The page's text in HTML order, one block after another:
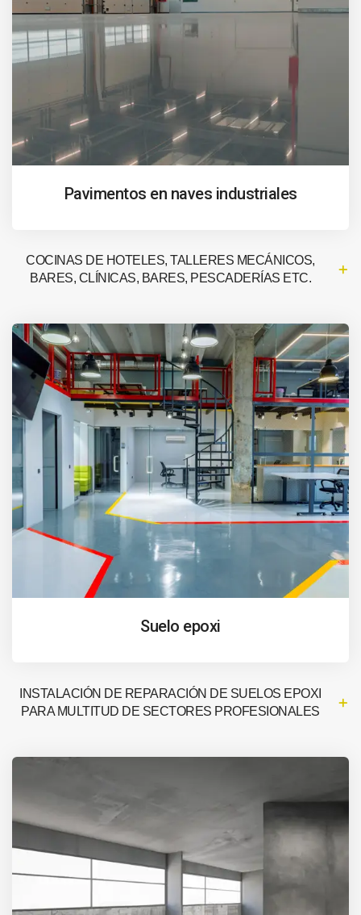
Pavimentos en naves industriales
COCINAS DE HOTELES, TALLERES MECÁNICOS,
BARES, CLÍNICAS, BARES, PESCADERÍAS ETC.
Suelo epoxi
INSTALACIÓN DE REPARACIÓN DE SUELOS EPOXI
PARA MULTITUD DE SECTORES PROFESIONALES